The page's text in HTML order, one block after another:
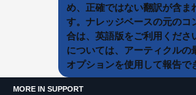
め、正確ではない翻訳が含ま
す。ナレッジベースの元のコ
合は、英語版をご利用くださ
については、アーティクル
オプションを使用して報告で
MORE IN SUPPORT